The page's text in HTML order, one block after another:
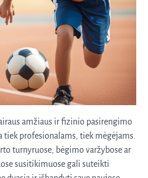
amžiaus ir fizinio pasirengimo
profesionalams, tiek mėgėjams.
turnyruose, bėgimo varžybose ar
susitikimuose gali suteikti